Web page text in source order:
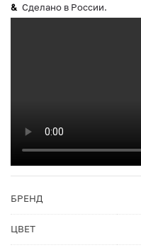
Сделано в России.
БРЕНД
ЦВЕТ